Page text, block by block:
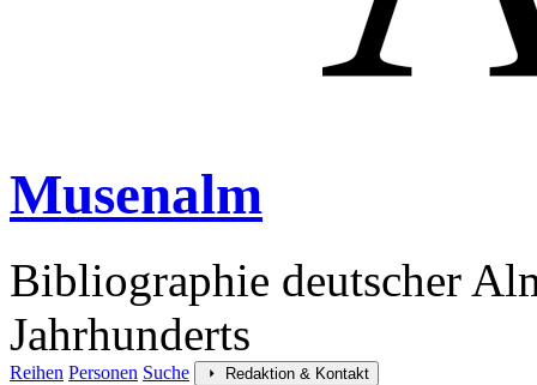
Musenalm
Bibliographie deutscher
Jahrhunderts
Reihen Personen Suche Redaktion & Kontakt